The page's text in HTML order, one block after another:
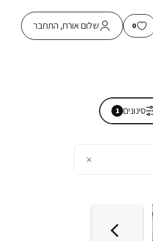
0 שלום אורח, התחבר
סינונים 1
×